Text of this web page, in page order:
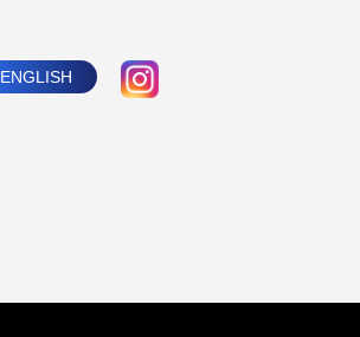
ENGLISH